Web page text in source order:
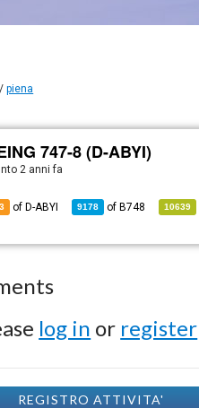
/piena
747-8 (D-ABYI)
2 anni fa
of D-ABYI 9178 of B748 10639
log in or register
REGISTRO ATTIVITA'